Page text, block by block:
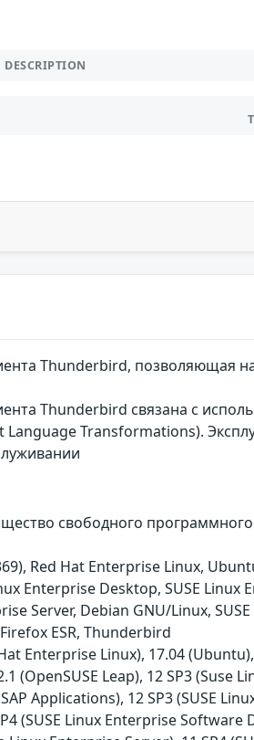
DESCRIPTION
Thunderbird, позволяющая
Thunderbird связана с
Transformations).
свободного
Red Hat Enterprise Linux,
Enterprise Desktop, SUSE Linux
Server, Debian GNU/Linux,
ESR, Thunderbird
Enterprise Linux), 17.04
(OpenSUSE Leap), 12 SP3 (Suse
Applications), 12 SP3 (SUSE
(SUSE Linux Enterprise Software